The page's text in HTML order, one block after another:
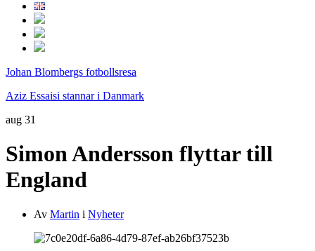
Johan Blombergs fotbollsresa
Aziz Essaisi stannar i Danmark
aug 31
Simon Andersson flyttar till
England
Av Martin i Nyheter